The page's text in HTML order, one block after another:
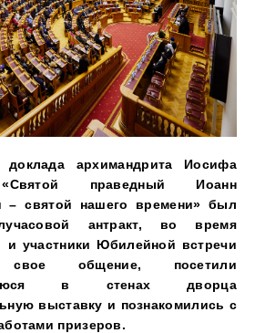
доклада архимандрита Иосифа
праведный Иоанн
– святой нашего времени» был
антракт, во время
и участники Юбилейной встречи
свое общение, посетили
в стенах дворца
выставку и познакомились с
призеров.